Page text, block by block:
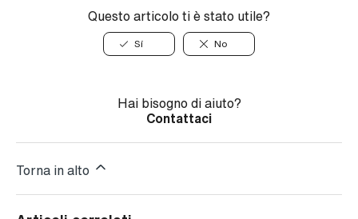
Questo articolo ti è stato utile?
Sí No
Hai bisogno di aiuto?
Contattaci
Torna in alto